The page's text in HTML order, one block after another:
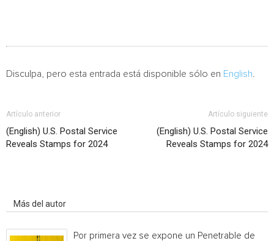
Disculpa, pero esta entrada está disponible sólo en English
Artículo anterior
(English) U.S. Postal Service
Reveals Stamps for 2024
Artículo siguiente
(English) U.S. Postal Service
Reveals Stamps for 2024
Más del autor
Por primera vez se expone un Penetrable de